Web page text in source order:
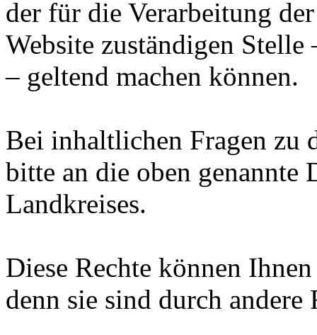
der für die Verarbeitung
Website zuständigen Stelle
– geltend machen können.
Bei inhaltlichen Fragen zu
bitte an die oben genannte
Landkreises.
Diese Rechte können
denn sie sind durch andere